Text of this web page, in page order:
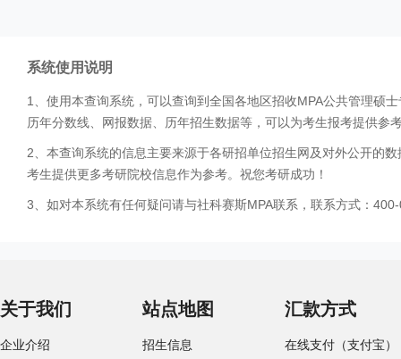
系统使用说明
1、使用本查询系统，可以查询到全国各地区招收MPA公共管理硕
历年分数线、网报数据、历年招生数据等，可以为考生报考提供参
2、本查询系统的信息主要来源于各研招单位招生网及对外公开的
考生提供更多考研院校信息作为参考。祝您考研成功！
3、如对本系统有任何疑问请与社科赛斯MPA联系，联系方式：
关于我们
企业介绍
站点地图
招生信息
汇款方式
在线支付（支付宝）